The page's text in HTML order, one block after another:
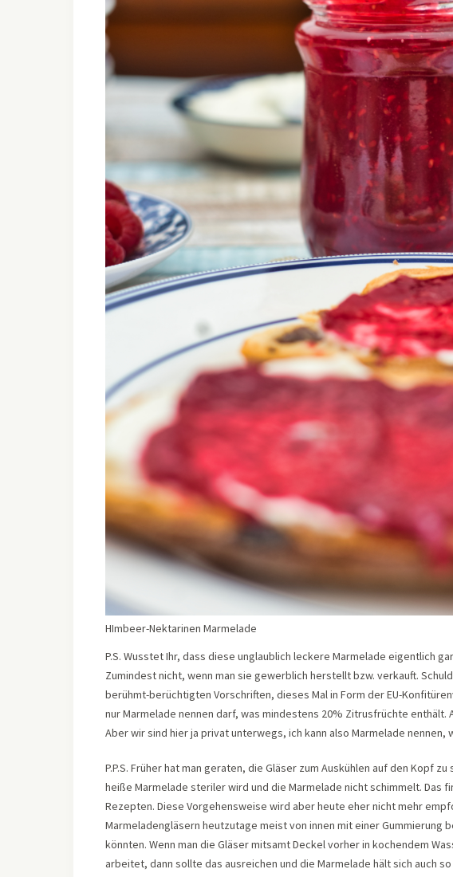
HImbeer-Nektarinen Marmelade
P.S. Wusstet Ihr, dass diese unglaublich leckere Marmelade eigentlich
Zumindest nicht, wenn man sie gewerblich herstellt bzw. verkauft.
berühmt-berüchtigten Vorschriften, dieses Mal in Form der EU-
nur Marmelade nennen darf, was mindestens 20% Zitrusfrüchte
Aber wir sind hier ja privat unterwegs, ich kann also Marmelade nennen,
P.P.S. Früher hat man geraten, die Gläser zum Auskühlen auf den Kopf
heiße Marmelade steriler wird und die Marmelade nicht schimmelt. Das
Rezepten. Diese Vorgehensweise wird aber heute eher nicht mehr
Marmeladengläsern heutzutage meist von innen mit einer Gummierung
könnten. Wenn man die Gläser mitsamt Deckel vorher in kochendem
arbeitet, dann sollte das ausreichen und die Marmelade hält sich auch